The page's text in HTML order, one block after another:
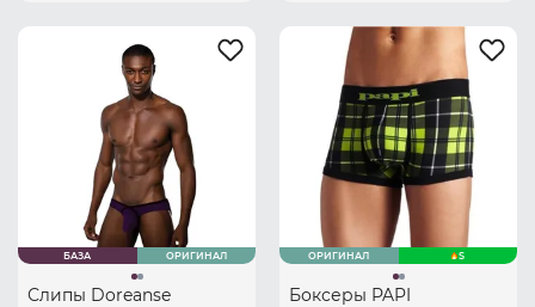
БАЗА ОРИГИНАЛ
Слипы Doreanse
ОРИГИНАЛ S
Боксеры PAPI